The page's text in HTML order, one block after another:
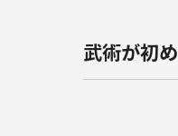
武術が初